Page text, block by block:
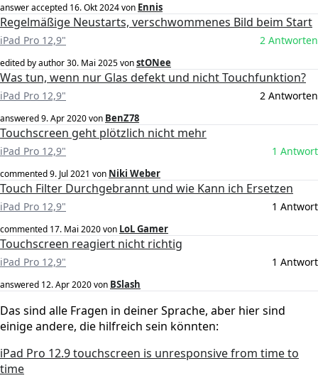
answer accepted 16. Okt 2024von Ennis
Regelmäßige Neustarts, verschwommenes Bild beim Start
iPad Pro 12,9" 2 Antworten
edited by author30. Mai 2025vonstONee
Was tun, wenn nur Glas defekt und nicht Touchfunktion?
iPad Pro 12,9" 2 Antworten
answered9. Apr 2020von BenZ78
Touchscreen geht plötzlich nicht mehr
iPad Pro 12,9" 1 Antwort
commented9. Jul 2021 von Niki Weber
Touch Filter Durchgebrannt und wie Kann ich Ersetzen
iPad Pro 12,9" 1 Antwort
commented 17. Mai 2020von LoL Gamer
Touchscreen reagiert nicht richtig
iPad Pro 12,9" 1 Antwort
answered 12. Apr 2020von BSlash
Das sind alle Fragen in deiner Sprache, aber hier sind
einige andere, die hilfreich sein könnten:
iPad Pro 12.9 touchscreen is unresponsive from time to
time